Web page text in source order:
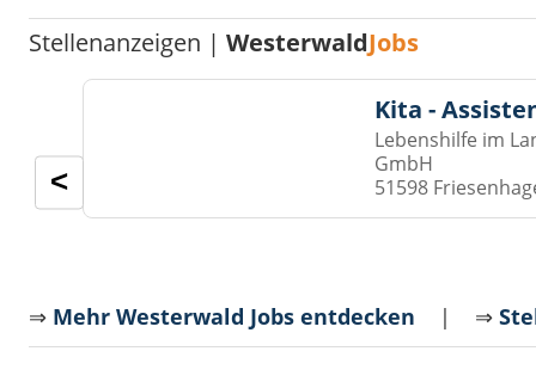
Stellenanzeigen |WesterwaldJobs
Kita -
Lebenshilfe im
GmbH
51598
<
⇒ Mehr Westerwald Jobs entdecken | ⇒